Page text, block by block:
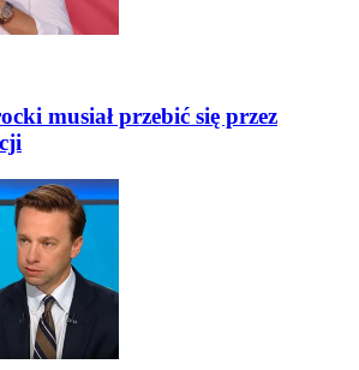
musiał przebić się przez